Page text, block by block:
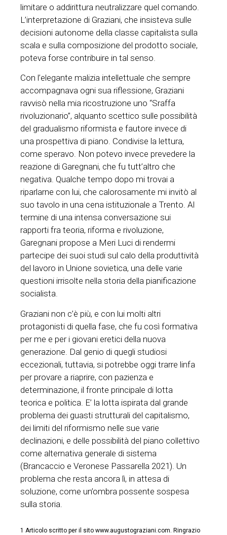
limitare o addirittura neutralizzare quel comando.
L’interpretazione di Graziani, che insisteva sulle
decisioni autonome della classe capitalista sulla
scala e sulla composizione del prodotto sociale,
poteva forse contribuire in tal senso.
Con l’elegante malizia intellettuale che sempre
accompagnava ogni sua riflessione, Graziani
ravvisò nella mia ricostruzione uno “Sraffa
rivoluzionario”, alquanto scettico sulle possibilità
del gradualismo riformista e fautore invece di
una prospettiva di piano. Condivise la lettura,
come speravo. Non potevo invece prevedere la
reazione di Garegnani, che fu tutt’altro che
negativa. Qualche tempo dopo mi trovai a
riparlarne con lui, che calorosamente mi invitò al
suo tavolo in una cena istituzionale a Trento. Al
termine di una intensa conversazione sui
rapporti fra teoria, riforma e rivoluzione,
Garegnani propose a Meri Luci di rendermi
partecipe dei suoi studi sul calo della produttività
del lavoro in Unione sovietica, una delle varie
questioni irrisolte nella storia della pianificazione
socialista.
Graziani non c’è più, e con lui molti altri
protagonisti di quella fase, che fu così formativa
per me e per i giovani eretici della nuova
generazione. Dal genio di quegli studiosi
eccezionali, tuttavia, si potrebbe oggi trarre linfa
per provare a riaprire, con pazienza e
determinazione, il fronte principale di lotta
teorica e politica. E’ la lotta ispirata dal grande
problema dei guasti strutturali del capitalismo,
dei limiti del riformismo nelle sue varie
declinazioni, e delle possibilità del piano collettivo
come alternativa generale di sistema
(Brancaccio e Veronese Passarella 2021). Un
problema che resta ancora lì, in attesa di
soluzione, come un’ombra possente sospesa
sulla storia.
1 Articolo scritto per il sito www.augustograziani.com. Ringrazio